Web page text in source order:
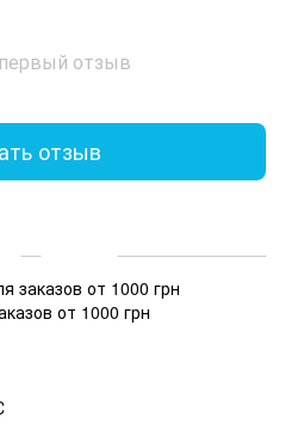
отзыв
отзыв
заказов от 1000 грн
от 1000 грн